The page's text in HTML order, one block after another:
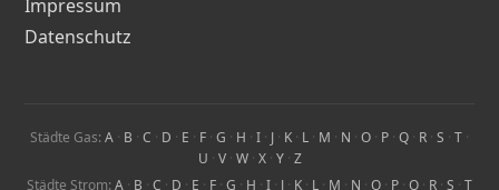
Impressum
Datenschutz
Städte Gas: A · B · C · D · E · F · G · H · I · J · K · L · M · N · O · P · Q · R · S · T ·
U · V· W· X· Y· Z
Städte Strom: A · B · C · D · E · F · G · H · I · J · K · L · M · N · O · P · Q · R · S · T